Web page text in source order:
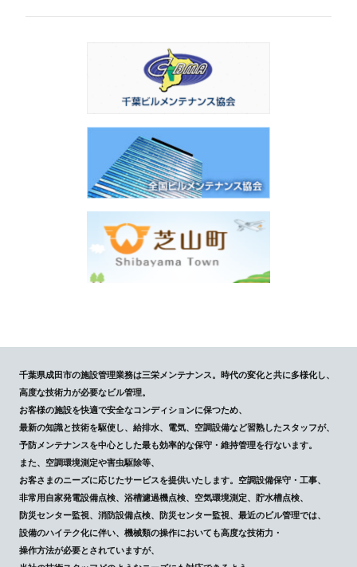
千葉県成田市の施設管理業務は三栄メンテナンス。時代の変化と共に多様化し、
高度な技術力が必要なビル管理。
お客様の施設を快適で安全なコンディションに保つため、
最新の知識と技術を駆使し、給排水、電気、空調設備など習熟したスタッフが、
予防メンテナンスを中心とした最も効率的な保守・維持管理を行ないます。
また、空調環境測定や害虫駆除等、
お客さまのニーズに応じたサービスを提供いたします。空調設備保守・工事、
非常用自家発電設備点検、浴槽濾過機点検、空気環境測定、貯水槽点検、
防災センター監視、消防設備点検、防災センター監視、最近のビル管理では、
設備のハイテク化に伴い、機械類の操作においても高度な技術力・
操作方法が必要とされていますが、